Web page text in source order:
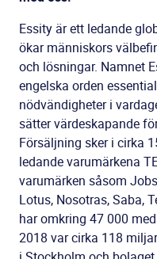
Essity är ett ledande
ökar människors
och lösningar. Namnet
engelska orden
nödvändigheter i
sätter värdeskapande
Försäljning sker i cirka
ledande varumärkena
varumärken såsom
Lotus, Nosotras, Saba,
har omkring 47 000
2018 var cirka 118